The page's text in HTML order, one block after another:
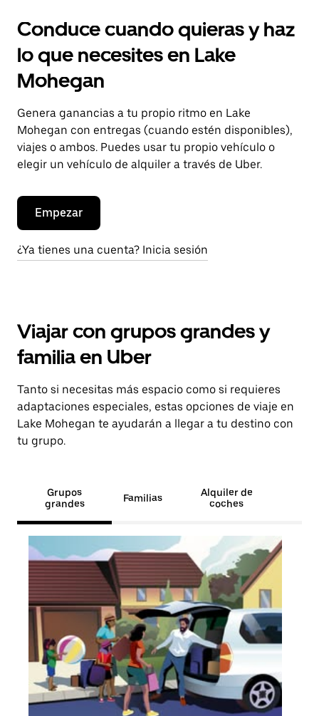
Conduce cuando quieras y haz
lo que necesites en Lake
Mohegan
Genera ganancias a tu propio ritmo en Lake
Mohegan con entregas (cuando estén disponibles),
viajes o ambos. Puedes usar tu propio vehículo o
elegir un vehículo de alquiler a través de Uber.
Empezar
¿Ya tienes una cuenta? Inicia sesión
Viajar con grupos grandes y
familia en Uber
Tanto si necesitas más espacio como si requieres
adaptaciones especiales, estas opciones de viaje en
Lake Mohegan te ayudarán a llegar a tu destino con
tu grupo.
Grupos
grandes
Familias
Alquiler de
coches